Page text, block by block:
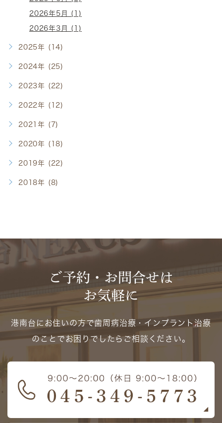
2026年5月 (1)
2026年3月 (1)
2025年 (14)
2024年 (25)
2023年 (22)
2022年 (12)
2021年 (7)
2020年 (18)
2019年 (22)
2018年 (8)
ご予約・お問合せは
お気軽に
港南台にお住いの方で歯周病治療・インプラント治療
のことでお困りでしたらご相談ください。